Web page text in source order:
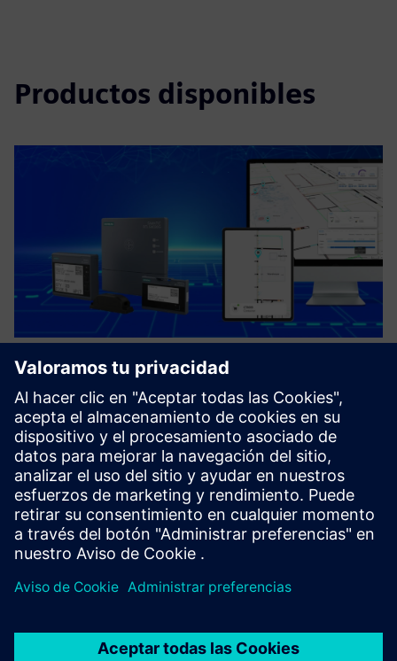
Productos disponibles
WHERE.IS Solution, based on
SIMATIC RTLS
WHERE.IS solutions are “turnkey” solutions, that drive value
from real-time location and tracking of assets and people,
enhancing productivity and/or personal and business
security.
Más información